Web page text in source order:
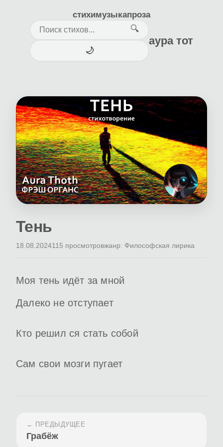
стихимузыкапроза
🔍
🌙
аура тот
Тень
18.08.2024115 просмотровжанр: Философская лирика
Моя тень идёт за мной
Далеко не отступает
Кто решил ся стать собой
Сам свои мозги пугает
← ПРЕДЫДУЩЕЕ
Грабёж